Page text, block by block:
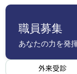
り
外来受診
職員募集
あなたの力を発